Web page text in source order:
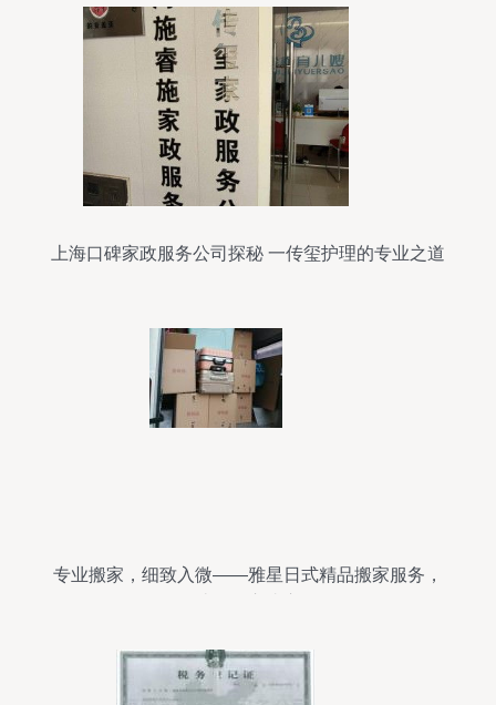
上海口碑家政服务公司探秘 一传玺护理的专业之道
专业搬家，细致入微——雅星日式精品搬家服务，